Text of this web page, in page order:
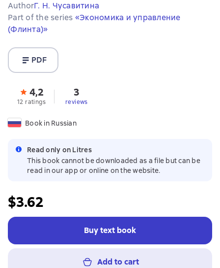
AuthorГ. Н. Чусавитина
Part of the series «Экономика и управление
(Флинта)»
PDF
4,2
12 ratings
3
reviews
Book in Russian
Read only on Litres
This book cannot be downloaded as a file but can be
read in our app or online on the website.
$3.62
Buy text book
Add to cart